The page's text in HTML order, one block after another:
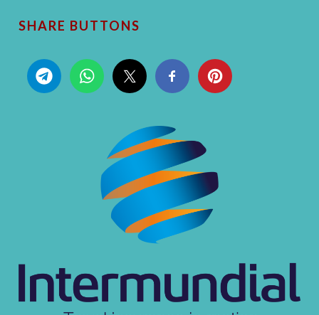
SHARE BUTTONS